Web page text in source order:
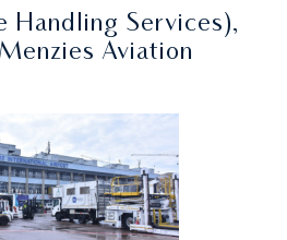
Handling Services),
Aviation